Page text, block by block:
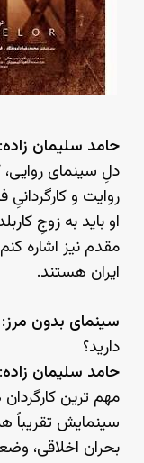
حامد سلیمان زاده
دلِ سینمای
روایت و کارگردانیِ
او باید به زوجِ
مقدم نیز اشاره
ایران هستند.
سینمای بدون مرز
دارید؟
حامد سلیمان زاده
مهم ترین
سینمایش تقریباً
بحران اخلاقی،